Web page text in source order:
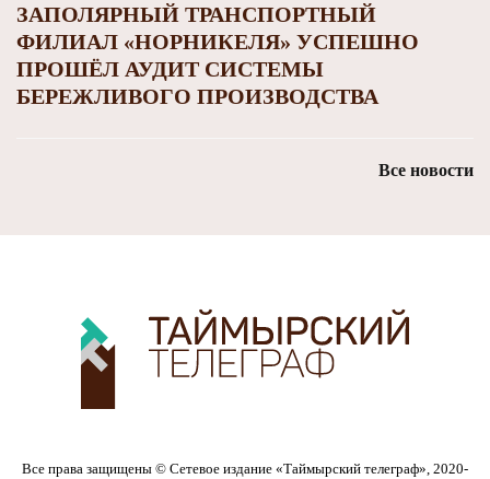
ЗАПОЛЯРНЫЙ ТРАНСПОРТНЫЙ
ФИЛИАЛ «НОРНИКЕЛЯ» УСПЕШНО
ПРОШЁЛ АУДИТ СИСТЕМЫ
БЕРЕЖЛИВОГО ПРОИЗВОДСТВА
Все новости
Все права защищены © Сетевое издание «Таймырский телеграф», 2020-